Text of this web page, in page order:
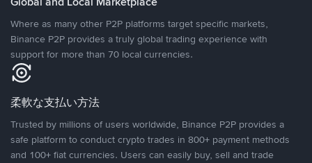
Where as many other P2P platforms target specific markets,
Binance P2P provides a truly global trading experience with
support for more than 70 local currencies.
柔軟な支払い方法
Trusted by millions of users worldwide, Binance P2P provides a
safe platform to conduct crypto trades in 800+ payment methods
and 100+ fiat currencies. Users can easily buy, sell and trade